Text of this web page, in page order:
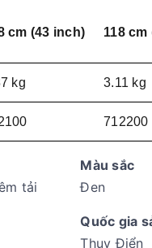
cm (43 inch) 118 cm
kg 3.11 kg
712200
tải
Màu sắc
Đen
Quốc gia
Thụy Điển